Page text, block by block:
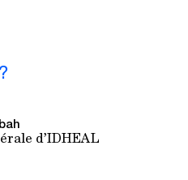
d’IDHEAL